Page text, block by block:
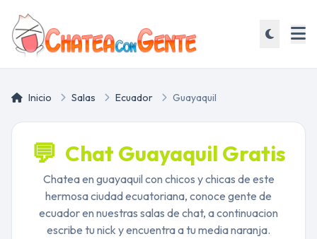
Inicio Salas Ecuador Guayaquil
💬 Chat Guayaquil Gratis
Chatea en guayaquil con chicos y chicas de este
hermosa ciudad ecuatoriana, conoce gente de
ecuador en nuestras salas de chat, a continuacion
escribe tu nick y encuentra a tu media naranja.